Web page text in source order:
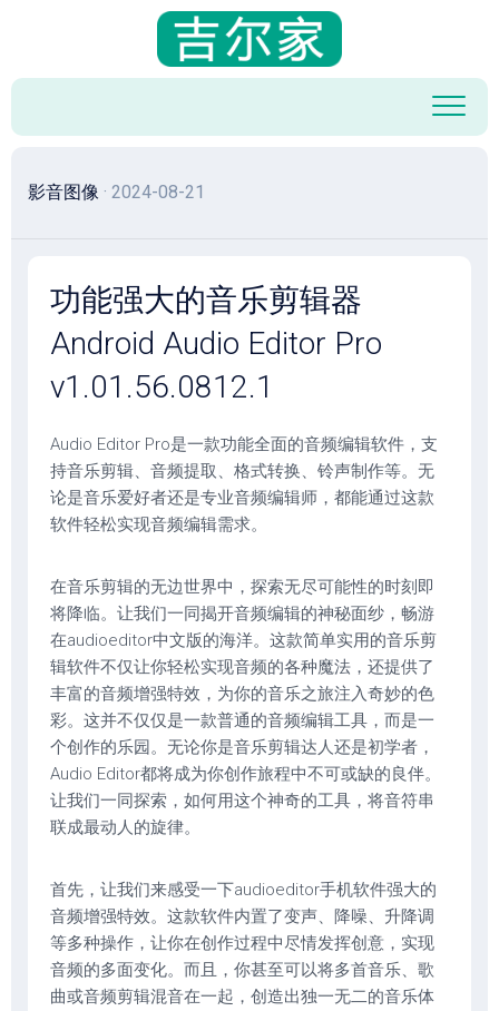
容
影音图像 · 2024-08-21
功能强大的音乐剪辑器
Android Audio Editor Pro
v1.01.56.0812.1
Audio Editor Pro是一款功能全面的音频编辑软件，支
持音乐剪辑、音频提取、格式转换、铃声制作等。无
论是音乐爱好者还是专业音频编辑师，都能通过这款
软件轻松实现音频编辑需求。
在音乐剪辑的无边世界中，探索无尽可能性的时刻即
将降临。让我们一同揭开音频编辑的神秘面纱，畅游
在audioeditor中文版的海洋。这款简单实用的音乐剪
辑软件不仅让你轻松实现音频的各种魔法，还提供了
丰富的音频增强特效，为你的音乐之旅注入奇妙的色
彩。这并不仅仅是一款普通的音频编辑工具，而是一
个创作的乐园。无论你是音乐剪辑达人还是初学者，
Audio Editor都将成为你创作旅程中不可或缺的良伴。
让我们一同探索，如何用这个神奇的工具，将音符串
联成最动人的旋律。
首先，让我们来感受一下audioeditor手机软件强大的
音频增强特效。这款软件内置了变声、降噪、升降调
等多种操作，让你在创作过程中尽情发挥创意，实现
音频的多面变化。而且，你甚至可以将多首音乐、歌
曲或音频剪辑混音在一起，创造出独一无二的音乐体